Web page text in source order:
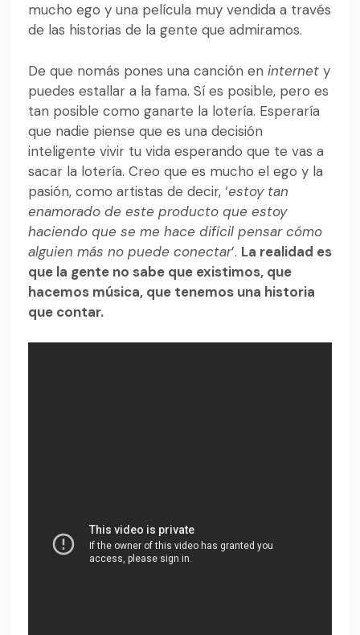
mucho ego y una película muy vendida a través
de las historias de la gente que admiramos.
De que nomás pones una canción en internet y
puedes estallar a la fama. Sí es posible, pero es
tan posible como ganarte la lotería. Esperaría
que nadie piense que es una decisión
inteligente vivir tu vida esperando que te vas a
sacar la lotería. Creo que es mucho el ego y la
pasión, como artistas de decir, ‘estoy tan
enamorado de este producto que estoy
haciendo que se me hace difícil pensar cómo
alguien más no puede conectar’. La realidad es
que la gente no sabe que existimos, que
hacemos música, que tenemos una historia
que contar.